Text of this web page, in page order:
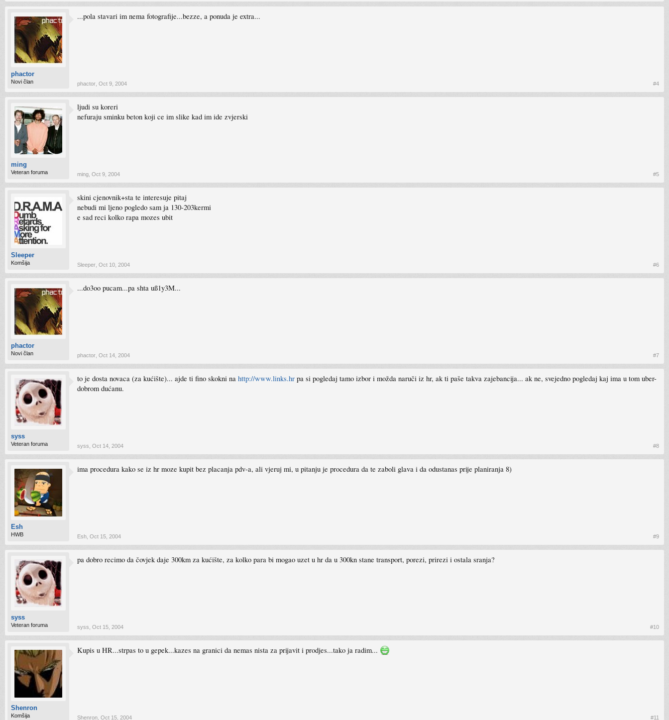
phactor
Novi član
...pola stavari im nema fotografije...bezze, a ponuda je extra...
phactor Oct 9, 2004 #4
ming
Veteran foruma
ljudi su koreri
nefuraju sminku beton koji ce im slike kad im ide zvjerski
ming Oct 9, 2004 #5
Sleeper
Komšija
skini cjenovnik+sta te interesuje pitaj
nebudi mi ljeno pogledo sam ja 130-203kermi
e sad reci kolko rapa mozes ubit
Sleeper Oct 10, 2004 #6
phactor
Novi član
...do3oo pucam...pa shta uß1y3M...
phactor Oct 14, 2004 #7
syss
Veteran foruma
to je dosta novaca (za kućište)... ajde ti fino skokni na http://www.links.hr pa si pogledaj tamo izbor i možda naruči iz hr, ak ti paše takva zajebancija... ak ne, svejedno pogledaj kaj ima u tom uber-
dobrom dućanu.
syss Oct 14, 2004 #8
Esh
HWB
ima procedura kako se iz hr moze kupit bez placanja pdv-a, ali vjeruj mi, u pitanju je procedura da te zaboli glava i da odustanas prije planiranja 8)
Esh Oct 15, 2004 #9
syss
Veteran foruma
pa dobro recimo da čovjek daje 300km za kućište, za kolko para bi mogao uzet u hr da u 300kn stane transport, porezi, prirezi i ostala sranja?
syss Oct 15, 2004 #10
Shenron
Komšija
Kupis u HR...strpas to u gepek...kazes na granici da nemas nista za prijavit i prodjes...tako ja radim...
Shenron Oct 15, 2004 #11